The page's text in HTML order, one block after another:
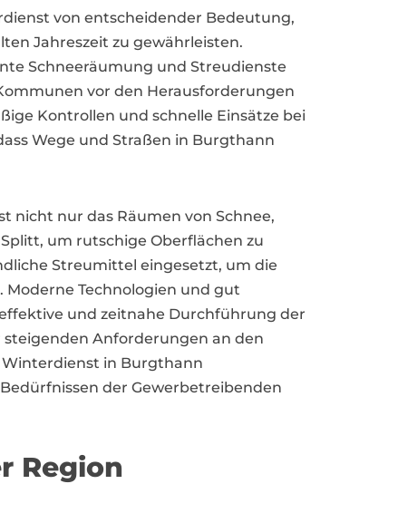
von entscheidender Bedeutung,
Jahreszeit zu gewährleisten.
Schneeräumung und Streudienste
vor den Herausforderungen
Kontrollen und schnelle Einsätze bei
Wege und Straßen in Burgthann
nicht nur das Räumen von Schnee,
um rutschige Oberflächen zu
Streumittel eingesetzt, um die
Technologien und gut
und zeitnahe Durchführung der
Anforderungen an den
in Burgthann
der Gewerbetreibenden
Region